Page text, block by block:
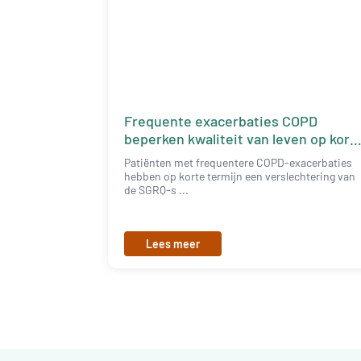
Frequente exacerbaties COPD
beperken kwaliteit van leven op
termijn
Patiënten met frequentere COPD-exacerbaties
hebben op korte termijn een verslechtering van
de SGRQ-s ...
Lees meer